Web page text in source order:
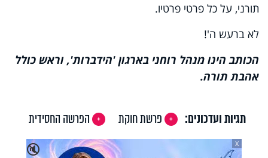
תורני, על כל פרטי פרטיו.
לא ברעש ה'!
הכותב הינו מנהל רוחני בארגון 'הידברות', וראש כולל
אהבת תורה.
תגיות ועדכונים: פרשת חוקת
הפרשה החסידית
🔇
X